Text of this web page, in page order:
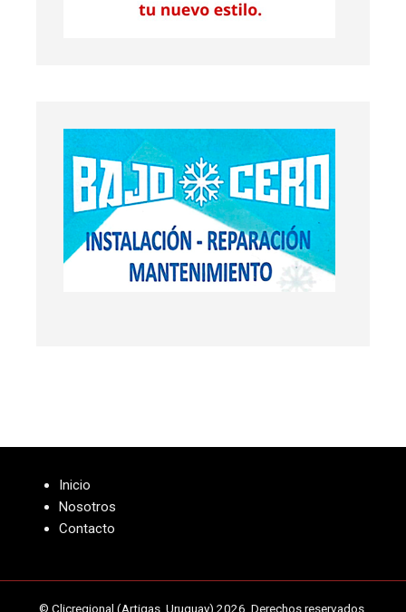
Inicio
Nosotros
Contacto
© Clicregional (Artigas, Uruguay) 2026. Derechos reservados.